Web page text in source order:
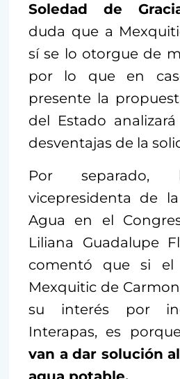
Soledad de
duda que a
sí se lo otorgue de
por lo que en
presente la
del Estado
desventajas de la
Por separado,
vicepresidenta de
Agua en el
Liliana Guadalupe
comentó que si el
Mexquitic de
su interés por
Interapas, es
van a dar solución